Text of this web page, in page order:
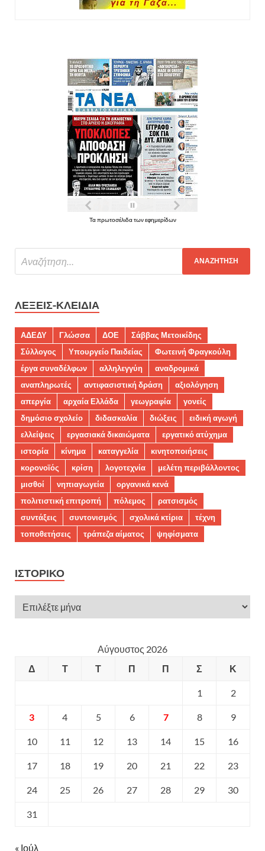
Τα πρωτοσέλιδα των εφημερίδων
ΛΈΞΕΙΣ-ΚΛΕΙΔΙΆ
ΑΔΕΔΥ Γλώσσα ΔΟΕ
Σάββας Μετοικίδης
Σύλλογος
Υπουργείο Παιδείας
Φωτεινή Φραγκούλη
έργα συναδέλφων
αλληλεγγύη
αναδρομικά
αναπληρωτές
αντιφασιστική δράση
αξιολόγηση
απεργία
αρχαία Ελλάδα γεωγραφία
γονείς
δημόσιο σχολείο
διδασκαλία διώξεις
ειδική αγωγή
ελλείψεις
εργασιακά δικαιώματα
εργατικό ατύχημα
ιστορία
κίνημα καταγγελία
κινητοποιήσεις
κορονοϊός
κρίση λογοτεχνία
μελέτη περιβάλλοντος
μισθοί
νηπιαγωγεία
οργανικά κενά
πολιτιστική επιτροπή
πόλεμος
ρατσισμός
συντάξεις
συντονισμός σχολικά κτίρια
τέχνη
τοποθετήσεις
τράπεζα αίματος ψηφίσματα
ΙΣΤΟΡΙΚΌ
Αύγουστος 2026
Δ
Τ Τ Π Π Σ Κ
1 2
3 4 5 6 7 8 9
10 11 12 13 14 15 16
17 18 19 20 21 22 23
24 25 26 27 28 29 30
31
« Ιούλ